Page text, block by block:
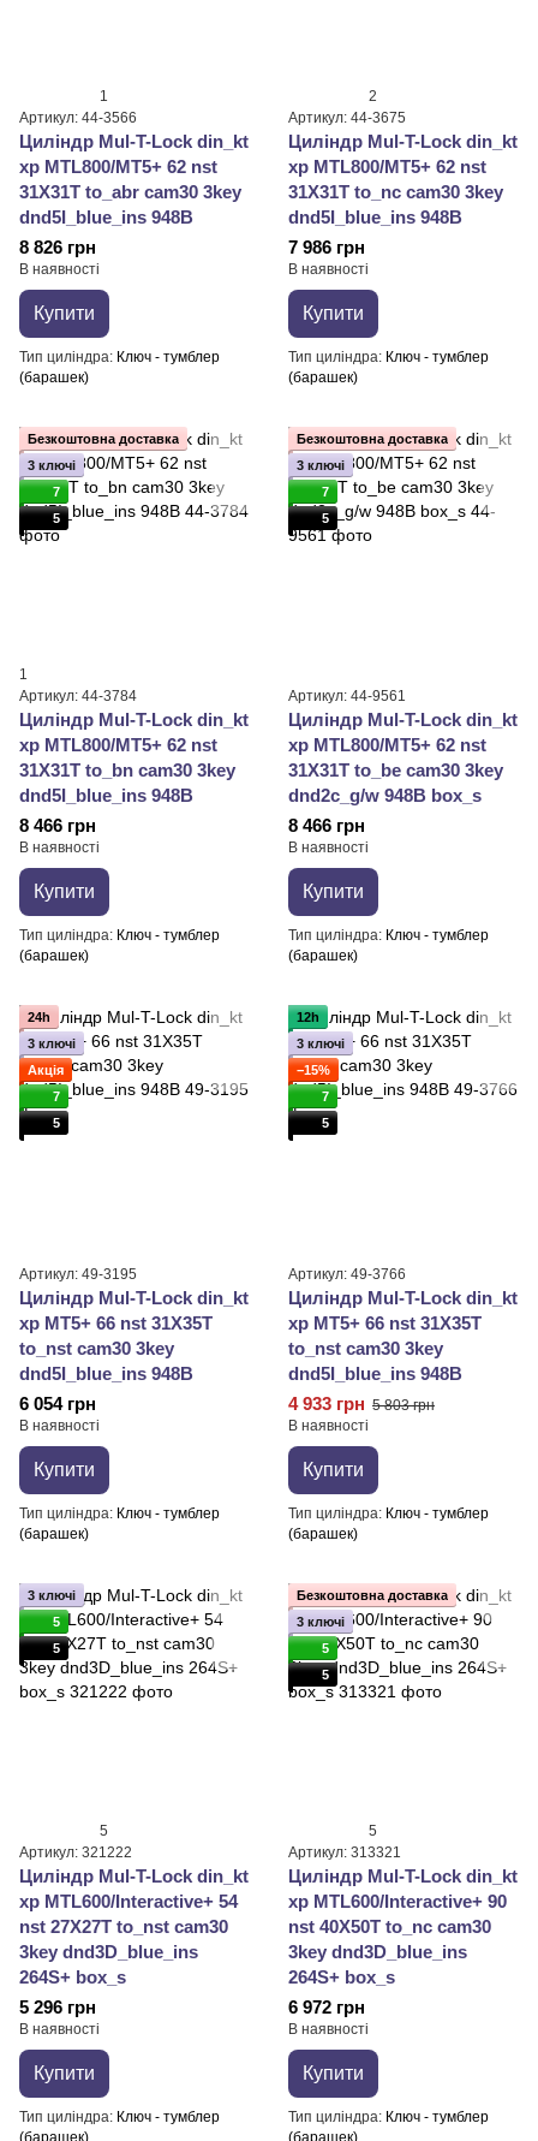
1
Артикул: 44-3566
Циліндр Mul-T-Lock din_kt
xp MTL800/MT5+ 62 nst
31X31T to_abr cam30 3key
dnd5I_blue_ins 948B
8 826 грн
В наявності
Купити
Тип циліндра Ключ - тумблер
(барашек)
2
Артикул: 44-3675
Циліндр Mul-T-Lock din_kt
xp MTL800/MT5+ 62 nst
31X31T to_nc cam30 3key
dnd5I_blue_ins 948B
7 986 грн
В наявності
Купити
Тип циліндра Ключ - тумблер
(барашек)
Безкоштовна доставка
3 ключі
7
5
1
Артикул: 44-3784
Циліндр Mul-T-Lock din_kt
xp MTL800/MT5+ 62 nst
31X31T to_bn cam30 3key
dnd5I_blue_ins 948B
8 466 грн
В наявності
Купити
Тип циліндра Ключ - тумблер
(барашек)
Безкоштовна доставка
3 ключі
7
5
Артикул: 44-9561
Циліндр Mul-T-Lock din_kt
xp MTL800/MT5+ 62 nst
31X31T to_be cam30 3key
dnd2c_g/w 948B box_s
8 466 грн
В наявності
Купити
Тип циліндра Ключ - тумблер
(барашек)
24h
3 ключі
Акція
7
5
Артикул: 49-3195
Циліндр Mul-T-Lock din_kt
xp MT5+ 66 nst 31X35T
to_nst cam30 3key
dnd5I_blue_ins 948B
6 054 грн
В наявності
Купити
Тип циліндра Ключ - тумблер
(барашек)
12h
3 ключі
−15%
7
5
Артикул: 49-3766
Циліндр Mul-T-Lock din_kt
xp MT5+ 66 nst 31X35T
to_nst cam30 3key
dnd5I_blue_ins 948B
4 933 грн 5 803 грн
В наявності
Купити
Тип циліндра Ключ - тумблер
(барашек)
3 ключі
5
5
5
Артикул: 321222
Циліндр Mul-T-Lock din_kt
xp MTL600/Interactive+ 54
nst 27X27T to_nst cam30
3key dnd3D_blue_ins
264S+ box_s
5 296 грн
В наявності
Купити
Тип циліндра Ключ - тумблер
(барашек)
Безкоштовна доставка
3 ключі
5
5
5
Артикул: 313321
Циліндр Mul-T-Lock din_kt
xp MTL600/Interactive+ 90
nst 40X50T to_nc cam30
3key dnd3D_blue_ins
264S+ box_s
6 972 грн
В наявності
Купити
Тип циліндра Ключ - тумблер
(барашек)